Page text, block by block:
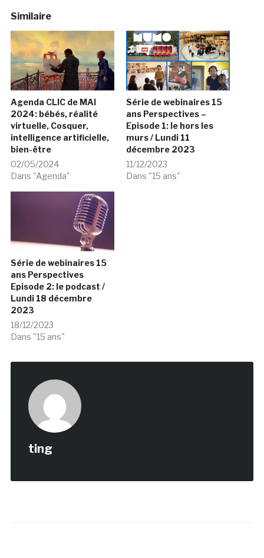
Similaire
Agenda CLIC de MAI
2024: bébés, réalité
virtuelle, Cosquer,
intelligence artificielle,
bien-être
02/05/2024
Dans "Agenda"
Série de webinaires 15
ans Perspectives –
Episode 1: le hors les
murs / Lundi 11
décembre 2023
11/12/2023
Dans "15 ans"
Série de webinaires 15
ans Perspectives
Episode 2: le podcast /
Lundi 18 décembre
2023
18/12/2023
Dans "15 ans"
ting